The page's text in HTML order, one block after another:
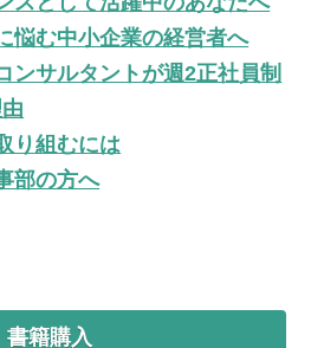
悩む中小企業の経営者へ
ンサルタントが週2正社員制
り組むには
部の方へ
書籍購入